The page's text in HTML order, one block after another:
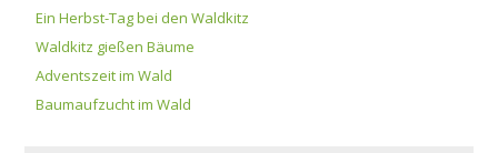
Ein Herbst-Tag bei den Waldkitz
Waldkitz gießen Bäume
Adventszeit im Wald
Baumaufzucht im Wald